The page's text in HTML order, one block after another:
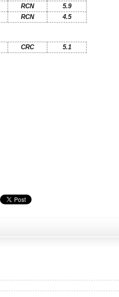
RCN
5.9
RCN 4.5
CRC 5.1